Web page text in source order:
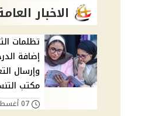
الاخبار
إضافة
وإرسال
مكتب
07 أغسطس, 2026 07:00 ص